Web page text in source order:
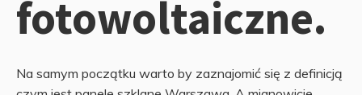
fotowoltaiczne.
Na samym początku warto by zaznajomić się z definicją